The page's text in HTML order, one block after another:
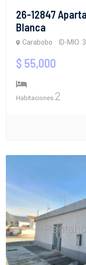
26-12847
Blanca
Carabobo ID-MIO:
$ 55,000
Habitaciones 2